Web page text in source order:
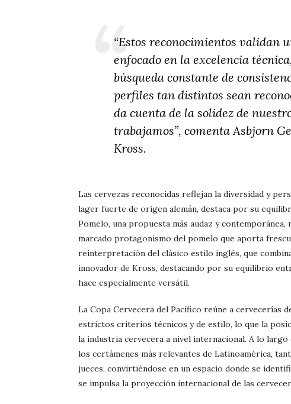
“Estos reconocimientos validan
enfocado en la excelencia
búsqueda constante de
perfiles tan distintos sean
da cuenta de la solidez de
trabajamos”, comenta Asbjorn
Kross.
Las cervezas reconocidas reflejan la diversidad y
lager fuerte de origen alemán, destaca por su
Pomelo, una propuesta más audaz y
marcado protagonismo del pomelo que aporta
reinterpretación del clásico estilo inglés, que
innovador de Kross, destacando por su equilibrio
hace especialmente versátil.
La Copa Cervecera del Pacífico reúne a cervecerías
estrictos criterios técnicos y de estilo, lo que la
la industria cervecera a nivel internacional. A lo
los certámenes más relevantes de Latinoamérica,
jueces, convirtiéndose en un espacio donde se
se impulsa la proyección internacional de las